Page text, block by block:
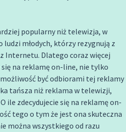
popularny niż telewizja, w
młodych, którzy rezygnują z
Internetu. Dlatego coraz więcej
się na reklamę on-line, nie tylko
być odbiorami tej reklamy
tańsza niż reklama w telewizji,
ile zdecydujecie się na reklamę on-
tego o tym że jest ona skuteczna
można wszystkiego od razu